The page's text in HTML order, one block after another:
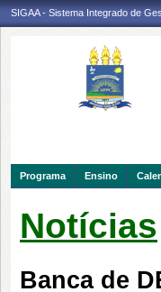
SIGAA - Sistema Integrado de
Programa Ensino
Notícias
Banca de